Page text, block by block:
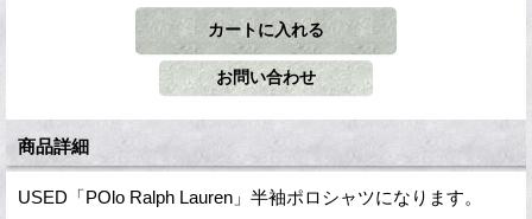
商品詳細
USED「POlo Ralph Lauren」半袖ポロシャツになります。